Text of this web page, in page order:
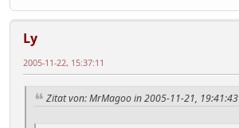
Ly
2005-11-22, 15:37:11
Zitat von: MrMagoo in 2005-11-21, 19:41:43